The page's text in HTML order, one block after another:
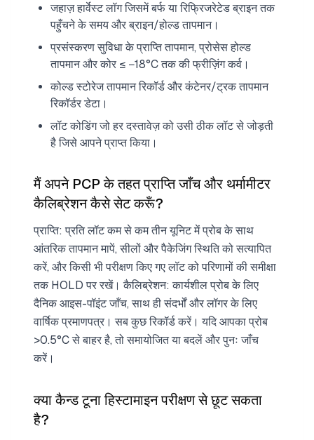
जहाज़ हार्वेस्ट लॉग जिसमें बर्फ या रिफ्रिजरेटेड ब्राइन तक
पहुँचने के समय और ब्राइन/होल्ड तापमान।
प्रसंस्करण सुविधा के प्राप्ति तापमान, प्रोसेस होल्ड
तापमान और कोर ≤ −18°C तक की फ्रीज़िंग कर्व।
कोल्ड स्टोरेज तापमान रिकॉर्ड और कंटेनर/ट्रक तापमान
रिकॉर्डर डेटा।
लॉट कोडिंग जो हर दस्तावेज़ को उसी ठीक लॉट से जोड़ती
है जिसे आपने प्राप्त किया।
मैं अपने PCP के तहत प्राप्ति जाँच और थर्मामीटर
कैलिब्रेशन कैसे सेट करूँ?
प्राप्ति: प्रति लॉट कम से कम तीन यूनिट में प्रोब के साथ
आंतरिक तापमान मापें, सीलों और पैकेजिंग स्थिति को सत्यापित
करें, और किसी भी परीक्षण किए गए लॉट को परिणामों की समीक्षा
तक HOLD पर रखें। कैलिब्रेशन: कार्यशील प्रोब के लिए
दैनिक आइस-पॉइंट जाँच, साथ ही संदर्भों और लॉगर के लिए
वार्षिक प्रमाणपत्र। सब कुछ रिकॉर्ड करें। यदि आपका प्रोब
>0.5°C से बाहर है, तो समायोजित या बदलें और पुनः जाँच
करें।
क्या कैन्ड टूना हिस्टामाइन परीक्षण से छूट सकता
है?